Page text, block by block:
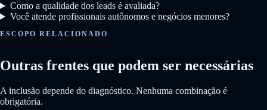
Como a qualidade dos leads é avaliada?
Você atende profissionais autônomos e negócios menores?
ESCOPO RELACIONADO
Outras frentes que podem ser necessárias
A inclusão depende do diagnóstico. Nenhuma combinação é
obrigatória.